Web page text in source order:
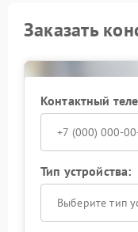
Заказать
Контактный
Тип устройства:
Выберите тип